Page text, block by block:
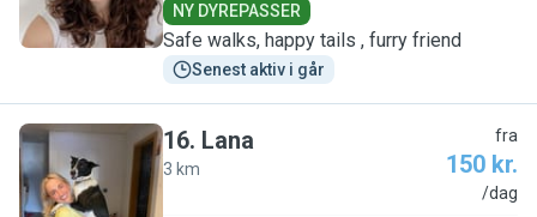
NY DYREPASSER
Safe walks, happy tails , furry friend
Senest aktiv i går
L
16. Lana
3 km
fra
150 kr.
/dag